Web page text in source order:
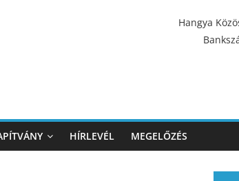
Hangya
HÍRLEVÉL MEGELŐZÉS